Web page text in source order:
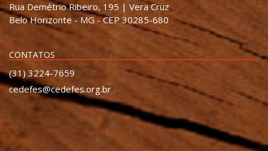
Rua Demétrio Ribeiro, 195 | Vera Cruz
Belo Horizonte - MG - CEP 30285-680
CONTATOS
(31) 3224-7659
cedefes@cedefes.org.br